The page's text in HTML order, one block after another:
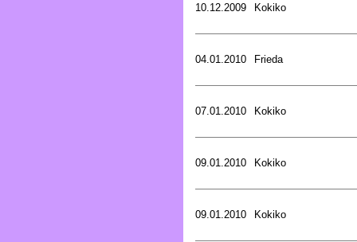
10.12.2009 Kokiko
04.01.2010 Frieda
07.01.2010 Kokiko
09.01.2010 Kokiko
09.01.2010 Kokiko